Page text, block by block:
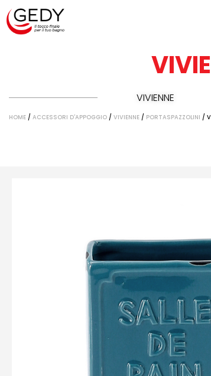
VIVIENNE
HOME / ACCESSORI D'APPOGGIO / VIVIENNE / PORTASPAZZOLINI /